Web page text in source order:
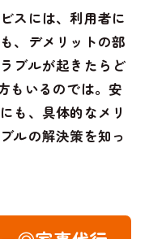
スには、利用者に
、デメリットの部
ブルが起きたらど
もいるのでは。安
も、具体的なメリ
ルの解決策を知っ